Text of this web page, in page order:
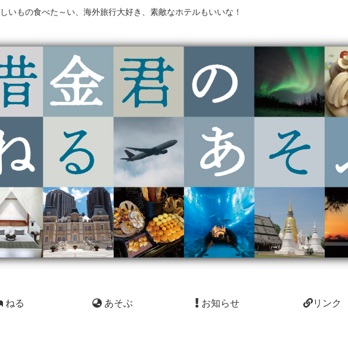
いもの食べた～い、海外旅行大好き、素敵なホテルもいいな！
ねる あそぶ お知らせ リンク